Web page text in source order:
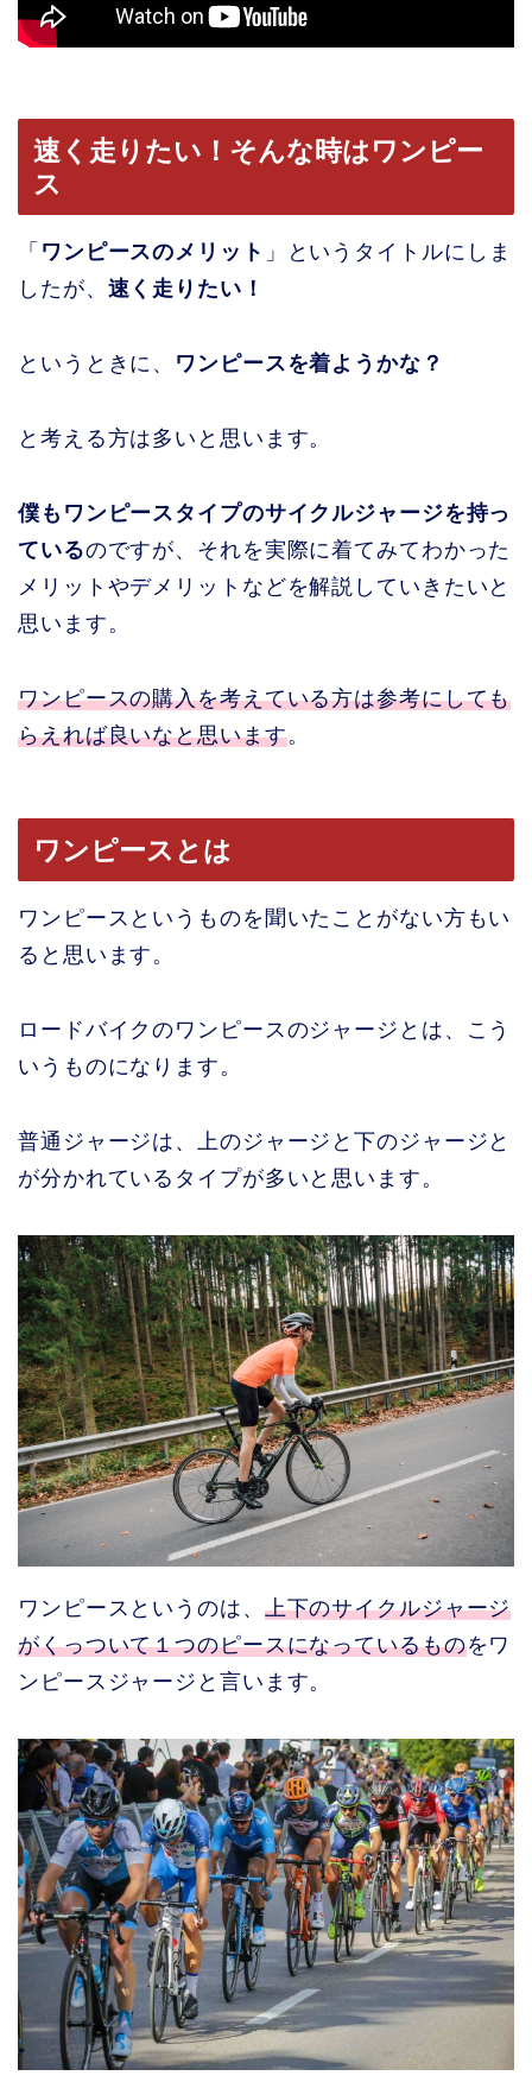
速く走りたい！そんな時はワンピー
ス
「 ワンピースのメリット 」というタイトルにしま
したが、 速く走りたい！
というときに、 ワンピースを着ようかな？
と考える方は多いと思います。
僕もワンピースタイプのサイクルジャージを持っ
ているのですが、それを実際に着てみてわかった
メリットやデメリットなどを解説していきたいと
思います。
ワンピースの購入を考えている方は参考にしても
らえれば良いなと思います。
ワンピースとは
ワンピースというものを聞いたことがない方もい
ると思います。
ロードバイクのワンピースのジャージとは、こう
いうものになります。
普通ジャージは、上のジャージと下のジャージと
が分かれているタイプが多いと思います。
ワンピースというのは、 上下のサイクルジャージ
がくっついて１つのピースになっているものをワ
ンピースジャージと言います。